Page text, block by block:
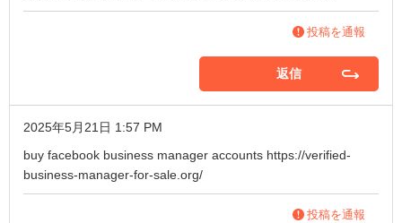
投稿を通報
返信
2025年5月21日 1:57 PM
buy facebook business manager accounts https://verified-
business-manager-for-sale.org/
投稿を通報